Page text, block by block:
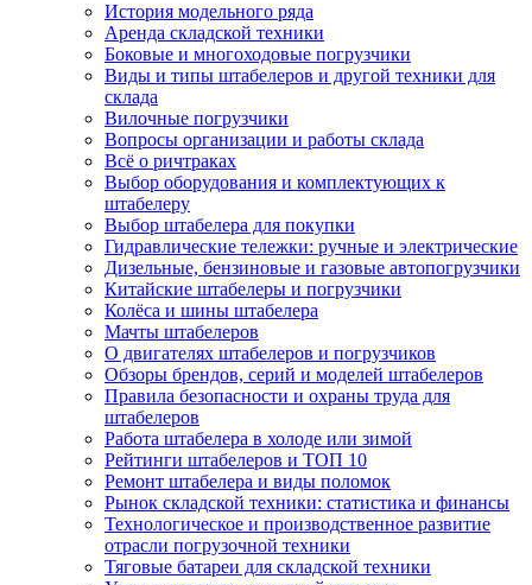
История модельного ряда
Аренда складской техники
Боковые и многоходовые погрузчики
Виды и типы штабелеров и другой техники для
склада
Вилочные погрузчики
Вопросы организации и работы склада
Всё о ричтраках
Выбор оборудования и комплектующих к
штабелеру
Выбор штабелера для покупки
Гидравлические тележки: ручные и электрические
Дизельные, бензиновые и газовые автопогрузчики
Китайские штабелеры и погрузчики
Колёса и шины штабелера
Мачты штабелеров
О двигателях штабелеров и погрузчиков
Обзоры брендов, серий и моделей штабелеров
Правила безопасности и охраны труда для
штабелеров
Работа штабелера в холоде или зимой
Рейтинги штабелеров и ТОП 10
Ремонт штабелера и виды поломок
Рынок складской техники: статистика и финансы
Технологическое и производственное развитие
отрасли погрузочной техники
Тяговые батареи для складской техники